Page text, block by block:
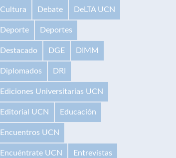
Cultura Debate DeLTA UCN
Deporte Deportes
Destacado DGE DIMM
Diplomados DRI
Ediciones Universitarias UCN
Editorial UCN Educación
Encuentros UCN
Encuéntrate UCN Entrevistas